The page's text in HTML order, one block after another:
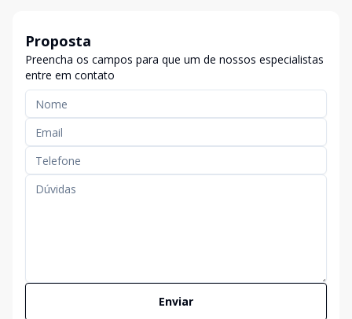
Proposta
Preencha os campos para que um de nossos especialistas
entre em contato
Enviar